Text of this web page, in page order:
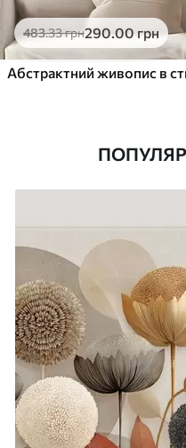
483.33грн290.00грн